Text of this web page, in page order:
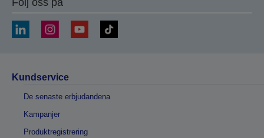
Kundservice
De senaste erbjudandena
Kampanjer
Produktregistrering